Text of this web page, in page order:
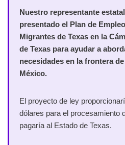
Nuestro representante
presentado el Plan de
Migrantes de Texas en la
de Texas para ayudar a
necesidades en la frontera
México.
El proyecto de ley
dólares para el procesamiento
pagaría al Estado de Texas.